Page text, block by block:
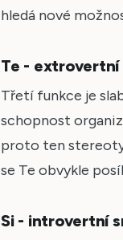
hledá nové
Te -
Třetí funkce je
schopnost
proto ten
se Te obvykle
Si - introvertní